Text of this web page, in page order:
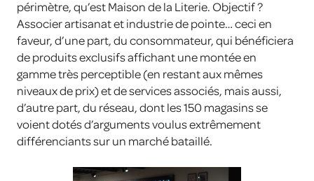
périmètre, qu’est Maison de la Literie. Objectif ?
Associer artisanat et industrie de pointe… ceci en
faveur, d’une part, du consommateur, qui bénéficiera
de produits exclusifs affichant une montée en
gamme très perceptible (en restant aux mêmes
niveaux de prix) et de services associés, mais aussi,
d’autre part, du réseau, dont les 150 magasins se
voient dotés d’arguments voulus extrêmement
différenciants sur un marché bataillé.